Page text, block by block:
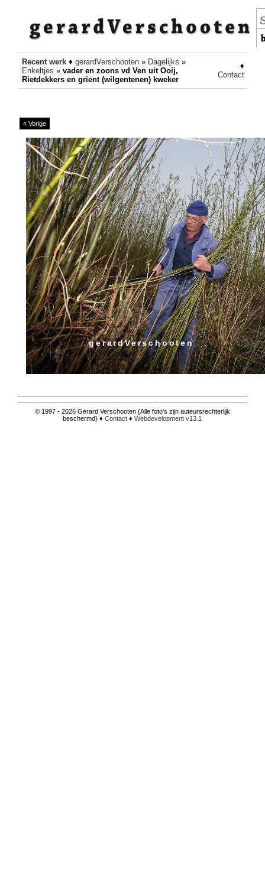
Recent werk♦ gerardVerschooten» Dagelijks »
Enkeltjes » vader en zoons vd Ven uit Ooij,
Rietdekkers en grient (wilgentenen) kweker
♦
Contact
« Vorige
gerardVerschooten
© 1997 - 2026 Gerard Verschooten {Alle foto's zijn auteursrechterlijk
beschermd} ♦Contact ♦Webdevelopment v13.1